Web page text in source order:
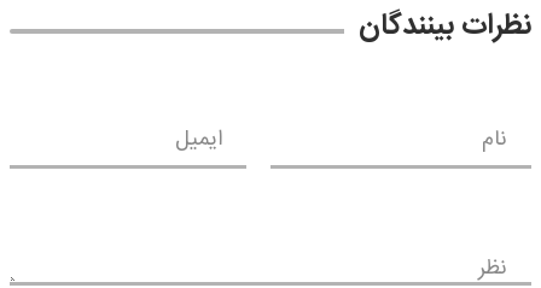
نظرات بینندگان
نام ایمیل
نظر